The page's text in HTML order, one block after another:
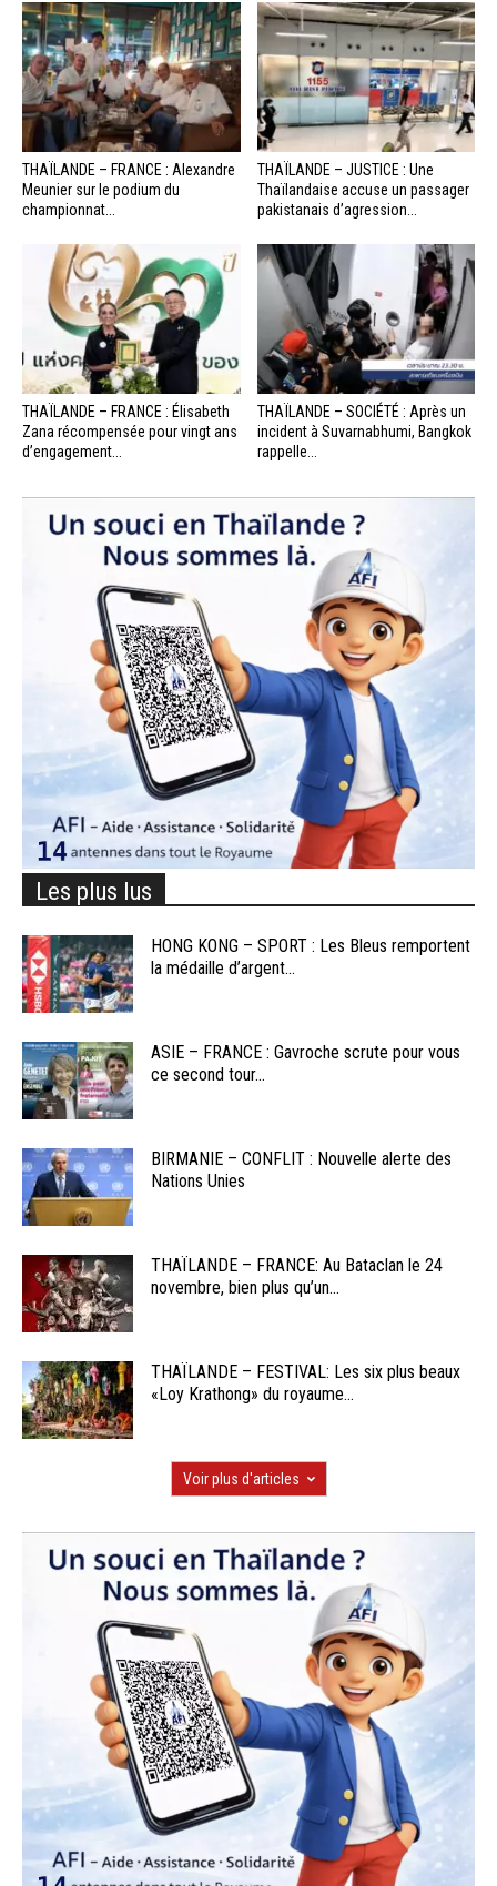
THAÏLANDE – FRANCE : Alexandre
Meunier sur le podium du
championnat...
THAÏLANDE – JUSTICE : Une
Thaïlandaise accuse un passager
pakistanais d’agression...
THAÏLANDE – FRANCE : Élisabeth
Zana récompensée pour vingt ans
d’engagement...
THAÏLANDE – SOCIÉTÉ : Après un
incident à Suvarnabhumi, Bangkok
rappelle...
Les plus lus
HONG KONG – SPORT : Les Bleus remportent
la médaille d’argent...
ASIE – FRANCE : Gavroche scrute pour vous
ce second tour...
BIRMANIE – CONFLIT : Nouvelle alerte des
Nations Unies
THAÏLANDE – FRANCE: Au Bataclan le 24
novembre, bien plus qu’un...
THAÏLANDE – FESTIVAL: Les six plus beaux
«Loy Krathong» du royaume...
Voir plus d'articles